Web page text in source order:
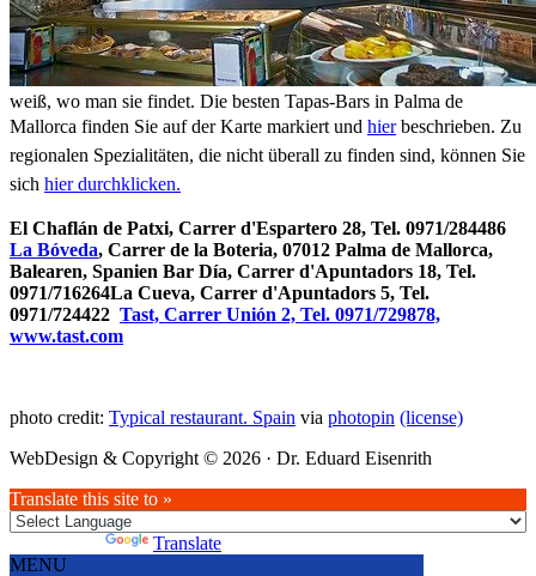
weiß, wo man sie findet. Die besten Tapas-Bars in Palma de
Mallorca finden Sie auf der Karte markiert und hierbeschrieben. Zu
regionalen Spezialitäten, die nicht überall zu finden sind, können Sie
sich hier durchklicken.
El Chaflán de Patxi, Carrer d'Espartero 28, Tel. 0971/284486
La Bóveda, Carrer de la Boteria, 07012 Palma de Mallorca,
Balearen, Spanien Bar Día, Carrer d'Apuntadors 18, Tel.
0971/716264La Cueva, Carrer d'Apuntadors 5, Tel.
0971/724422 Tast, Carrer Unión 2, Tel. 0971/729878,
www.tast.com
photo credit: Typical restaurant. Spain via photopin (license)
WebDesign & Copyright © 2026 · Dr. Eduard Eisenrith
Translate this site to »
Translate
MENU